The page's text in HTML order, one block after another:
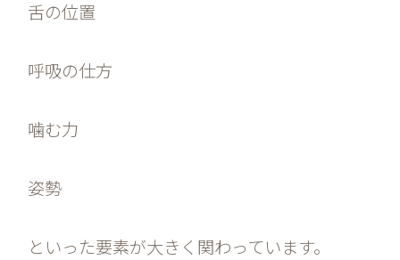
舌の位置
呼吸の仕方
噛む力
姿勢
といった要素が大きく関わっています。